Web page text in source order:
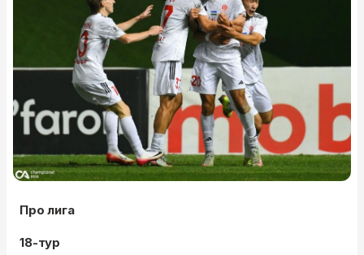
Про лига
18-тур